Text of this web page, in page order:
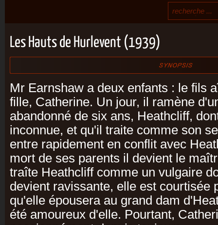
Les Hauts de Hurlevent (1939)
Mr Earnshaw a deux enfants : le fils
fille, Catherine. Un jour, il ramène
abandonné de six ans, Heathcliff,
inconnue, et qu'il traite comme son
entre rapidement en conflit avec
mort de ses parents il devient le
traîte Heathcliff comme un vulgaire
devient ravissante, elle est courtisée
qu'elle épousera au grand dam
été amoureux d'elle. Pourtant,